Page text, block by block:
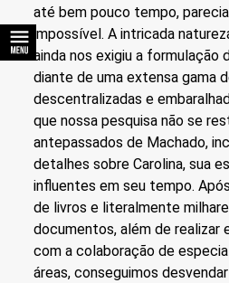
até bem pouco tempo,
impossível. A intricada
ainda nos exigiu a formulação
diante de uma extensa gama
descentralizadas e
que nossa pesquisa não se
antepassados de Machado,
detalhes sobre Carolina, sua
influentes em seu tempo.
de livros e literalmente
documentos, além de realizar
com a colaboração de
áreas, conseguimos